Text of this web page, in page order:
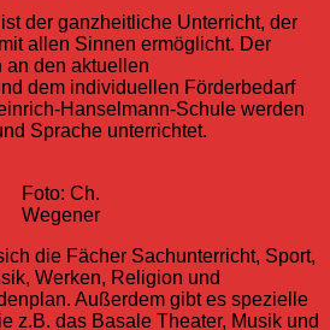
der ganzheitliche Unterricht, der
allen Sinnen ermöglicht. Der
an den aktuellen
dem individuellen Förderbedarf
Hanselmann-Schule werden
Sprache unterrichtet.
Foto: Ch.
Wegener
die Fächer Sachunterricht, Sport,
Werken, Religion und
Außerdem gibt es spezielle
z.B. das Basale Theater, Musik und